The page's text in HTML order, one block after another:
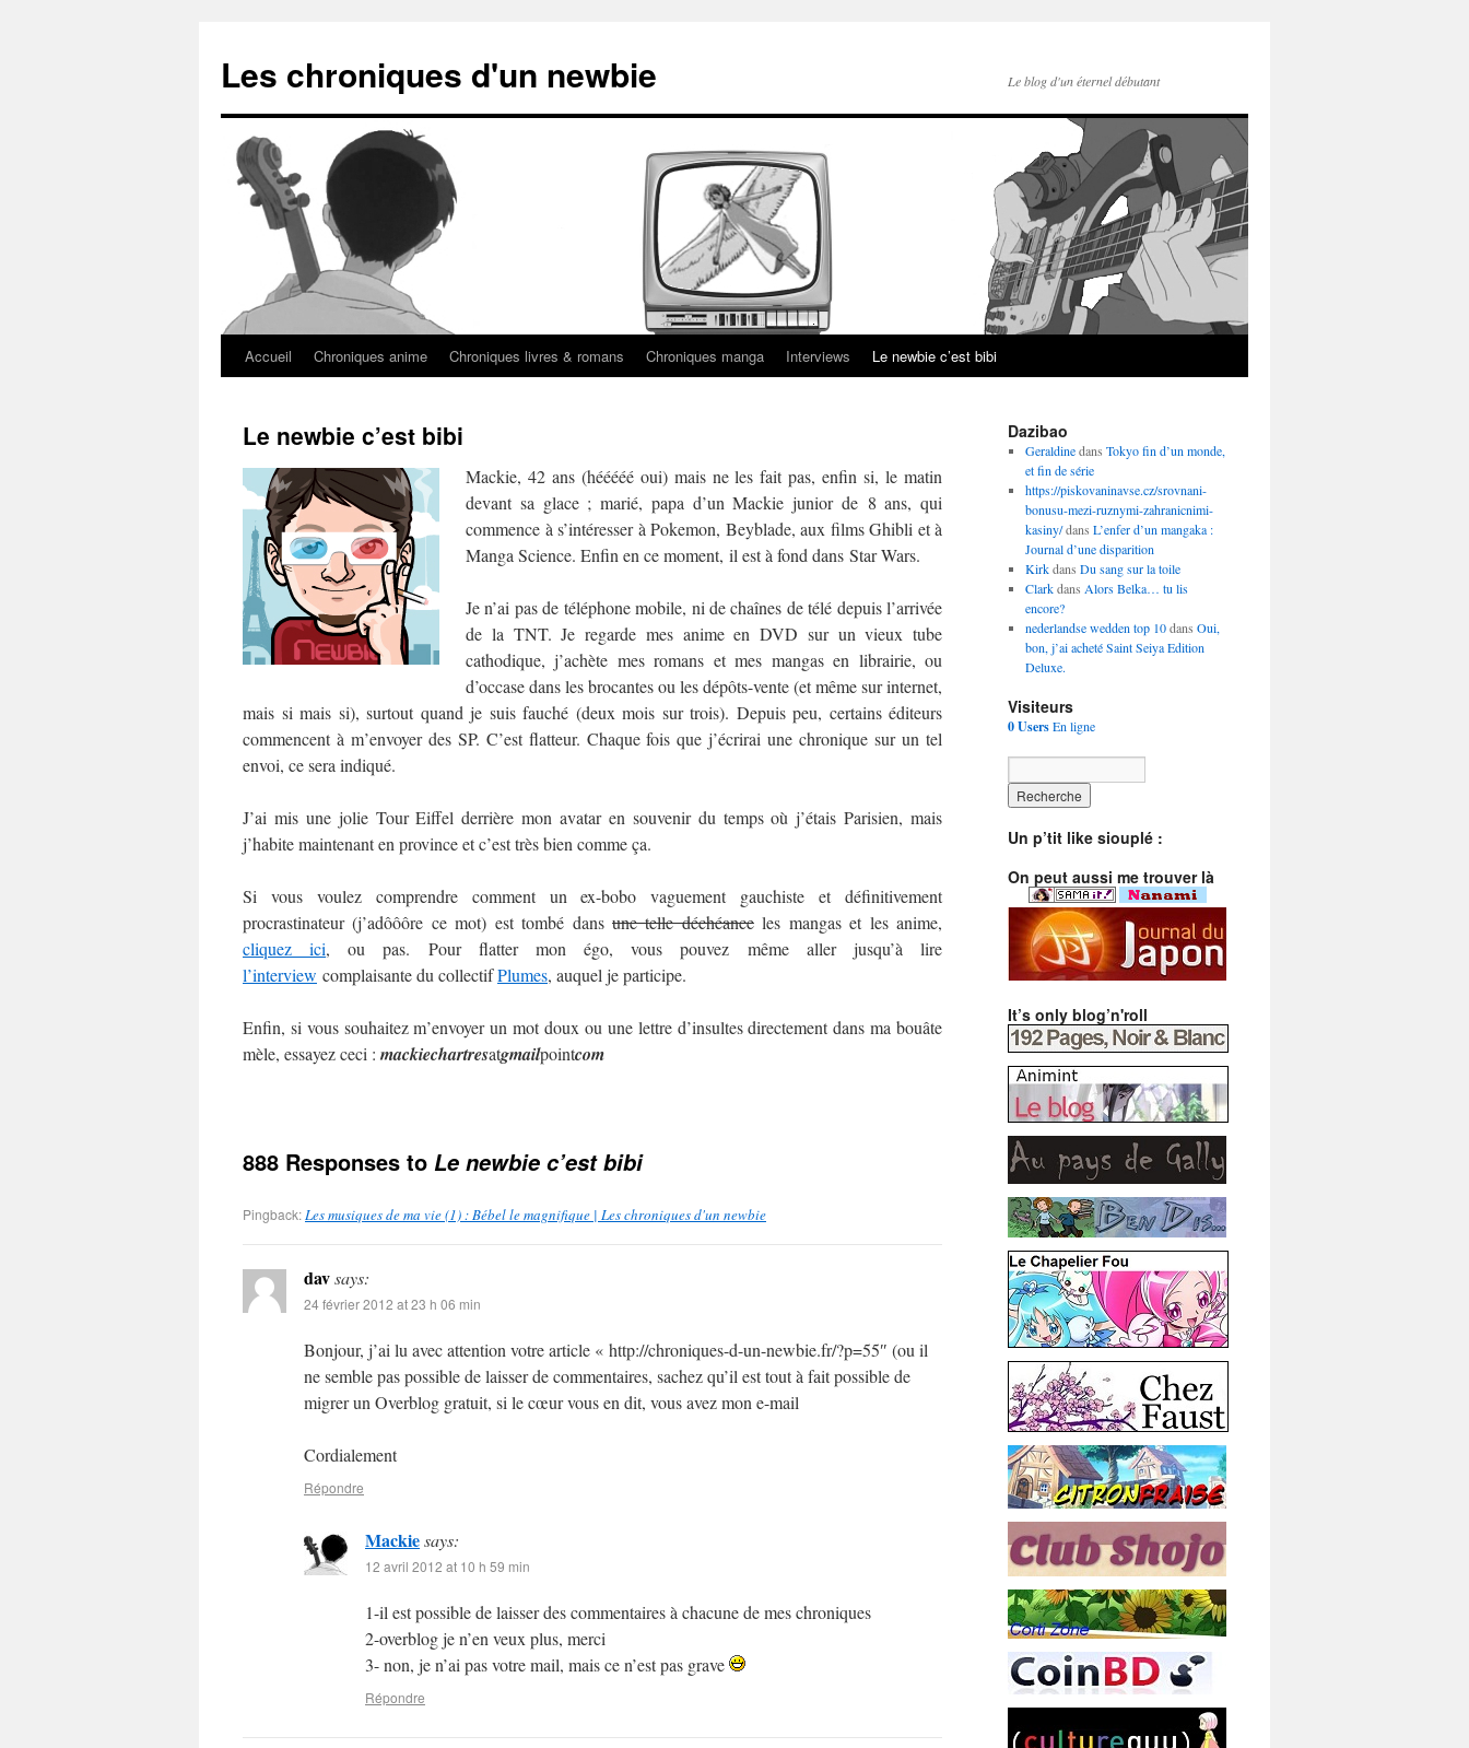
Les chroniques d'un newbie Le blog d'un éternel débutant
Accueil Chroniques anime Chroniques livres & romans Chroniques manga Interviews Le newbie c’est bibi
Le newbie c’est bibi
Mackie, 42 ans (hééééé oui) mais ne les fait pas, enfin si, le matin
devant sa glace ; marié, papa d’un Mackie junior de 8 ans, qui
commence à s’intéresser à Pokemon, Beyblade, aux films Ghibli et à
Manga Science. Enfin en ce moment, il est à fond dans Star Wars.
Je n’ai pas de téléphone mobile, ni de chaînes de télé depuis l’arrivée
de la TNT. Je regarde mes anime en DVD sur un vieux tube
cathodique, j’achète mes romans et mes mangas en librairie, ou
d’occase dans les brocantes ou les dépôts-vente (et même sur internet,
mais si mais si), surtout quand je suis fauché (deux mois sur trois). Depuis peu, certains éditeurs
commencent à m’envoyer des SP. C’est flatteur. Chaque fois que j’écrirai une chronique sur un tel
envoi, ce sera indiqué.
J’ai mis une jolie Tour Eiffel derrière mon avatar en souvenir du temps où j’étais Parisien, mais
j’habite maintenant en province et c’est très bien comme ça.
Si vous voulez comprendre comment un ex-bobo vaguement gauchiste et définitivement
procrastinateur (j’adôôôre ce mot) est tombé dans une telle déchéanceles mangas et les anime,
cliquez ici, ou pas. Pour flatter mon égo, vous pouvez même aller jusqu’à lire
l’interview complaisante du collectifPlumes, auquel je participe.
Enfin, si vous souhaitez m’envoyer un mot doux ou une lettre d’insultes directement dans ma bouâte
mèle, essayez ceci : mackiechartresatgmailpointcom
888 Responses to Le newbie c’est bibi
Pingback:Les musiques de ma vie (1) : Bébel le magnifique | Les chroniques d'un newbie
davsays:
24 février 2012 at 23 h 06 min
Bonjour, j’ai lu avec attention votre article « http://chroniques-d-un-newbie.fr/?p=55″ (ou il
ne semble pas possible de laisser de commentaires, sachez qu’il est tout à fait possible de
migrer un Overblog gratuit, si le cœur vous en dit, vous avez mon e-mail
Cordialement
Répondre
Mackiesays:
12 avril 2012 at 10 h 59 min
1-il est possible de laisser des commentaires à chacune de mes chroniques
2-overblog je n’en veux plus, merci
3- non, je n’ai pas votre mail, mais ce n’est pas grave
Répondre
Dazibao
Geraldinedans Tokyo fin d’un monde,
et fin de série
https://piskovaninavse.cz/srovnani-
bonusu-mezi-ruznymi-zahranicnimi-
kasiny/dans L’enfer d’un mangaka :
Journal d’une disparition
Kirkdans Du sang sur la toile
Clarkdans Alors Belka… tu lis
encore?
nederlandse wedden top 10dans Oui,
bon, j’ai acheté Saint Seiya Edition
Deluxe.
Visiteurs
0 UsersEn ligne
Un p’tit like siouplé :
On peut aussi me trouver là
It’s only blog’n'roll